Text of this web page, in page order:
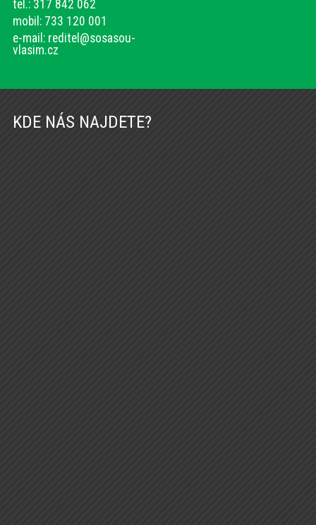
tel.: 317 842 062
mobil: 733 120 001
e-mail: reditel@sosasou-
vlasim.cz
KDE NÁS NAJDETE?